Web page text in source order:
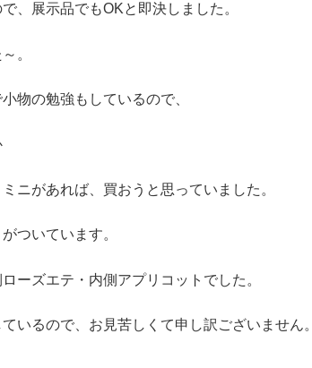
、展示品でもOKと即決しました。
。
物の勉強もしているので、
ニがあれば、買おうと思っていました。
ついています。
ーズエテ・内側アプリコットでした。
いるので、お見苦しくて申し訳ございません。